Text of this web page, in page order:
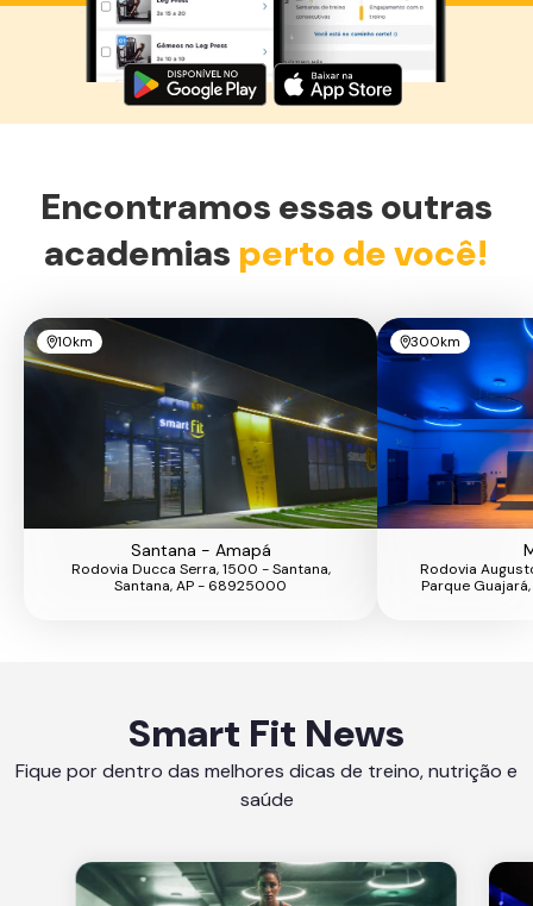
Baixe agora o Smart Fit App
Encontramos essas outras
academias perto de você!
10km
Santana - Amapá
Rodovia Ducca Serra, 1500 - Santana,
Santana, AP - 68925000
300km
Rodovia
Parque
Smart Fit News
Fique por dentro das melhores dicas de treino, nutrição e
saúde